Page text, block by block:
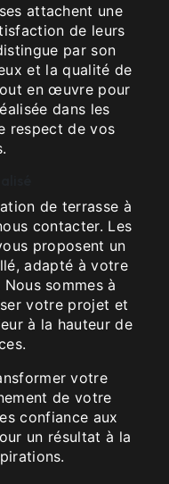
attachent une
de leurs
par son
et la qualité de
en œuvre pour
dans les
respect de vos
de terrasse à
contacter. Les
proposent un
adapté à votre
sommes à
votre projet et
à la hauteur de
votre
de votre
confiance aux
un résultat à la